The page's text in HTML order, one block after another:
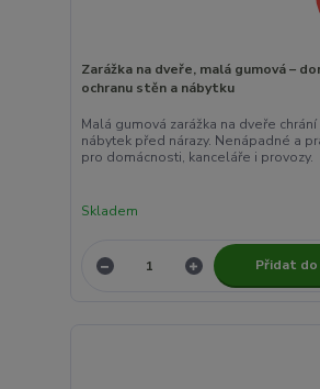
Zarážka na dveře, malá gumová –
ochranu stěn a nábytku
Malá gumová zarážka na dveře chrání
nábytek před nárazy. Nenápadné a
pro domácnosti, kanceláře i provozy.
Skladem
Přidat do